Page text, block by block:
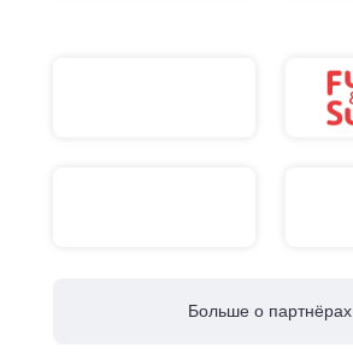
Больше о партнёрах